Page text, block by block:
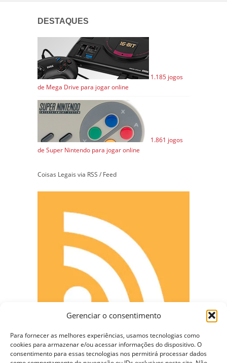
Gerenciar o consentimento
Para fornecer as melhores experiências, usamos tecnologias como
cookies para armazenar e/ou acessar informações do dispositivo. O
consentimento para essas tecnologias nos permitirá processar dados
DESTAQUES
1.185 jogos
de Mega Drive para jogar online
1.861 jogos
de Super Nintendo para jogar online
Coisas Legais via RSS / Feed